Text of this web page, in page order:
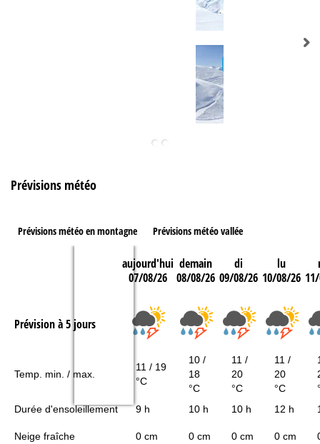
Prévisions météo
Prévisions météo en montagne Prévisions météo vallée
aujourd'hui
07/08/26
demain
08/08/26
di
09/08/26
lu
10/08/26
Prévision à 5 jours
Temp. min. / max.
11 / 19
°C
10 /
18
°C
11 /
20
°C
11 /
20
°C
Durée d'ensoleillement
9 h 10 h 10 h 12 h
Neige fraîche 0 cm 0 cm 0 cm 0 cm